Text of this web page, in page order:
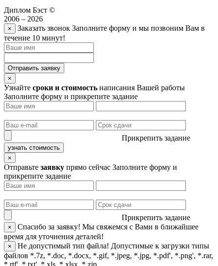
Диплом Бэст ©
2006 – 2026
× Заказать звонок Заполните форму и мы позвоним Вам в
течение 10 минут!
Отправить заявку
×
Узнайте сроки и стоимость написания Вашей работы
Заполните форму и прикрепите задание
Прикрепить задание
узнать стоимость
×
Отправьте заявку прямо сейчас Заполните форму и
прикрепите задание
Прикрепить задание
× Спасибо за заявку! Мы свяжемся с Вами в ближайшее
время для уточнения деталей!
× Не допустимый тип файла! Допустимые к загрузки типы
файлов *.7z, *.doc, *.docx, *.gif, *.jpeg, *.jpg, *.pdf', *.png', *.rar,
*.rtf', *.txt', *.xls, *.xlsx, *.zip